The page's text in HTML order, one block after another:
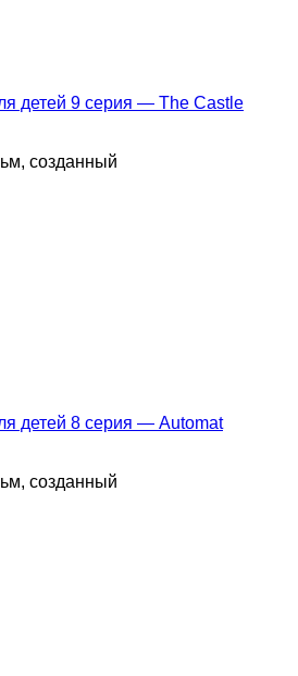
детей 9 серия — The Castle
созданный
детей 8 серия — Automat
созданный